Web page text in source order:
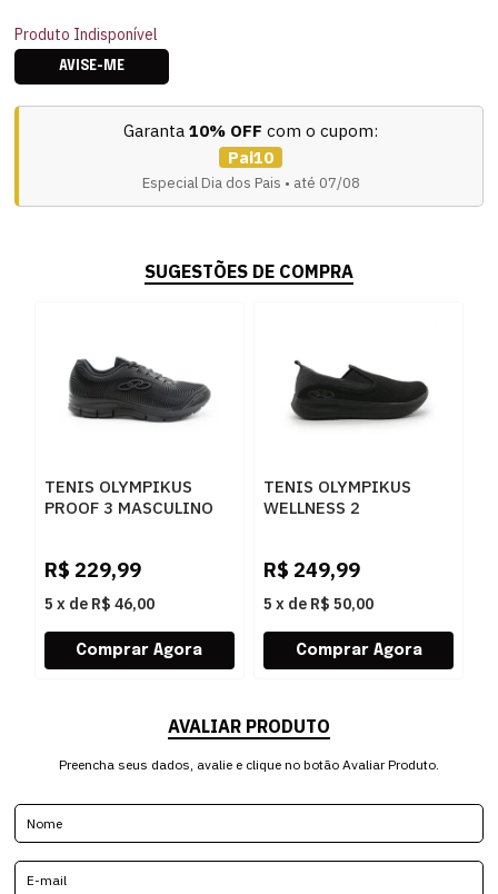
Produto Indisponível
AVISE-ME
Garanta 10% OFF com o cupom:
Pai10
Especial Dia dos Pais • até 07/08
SUGESTÕES DE COMPRA
TENIS OLYMPIKUS
PROOF 3 MASCULINO
R$ 229,99
5 x de R$ 46,00
TENIS OLYMPIKUS
WELLNESS 2
R$ 249,99
5 x de R$ 50,00
AVALIAR PRODUTO
Preencha seus dados, avalie e clique no botão Avaliar Produto.